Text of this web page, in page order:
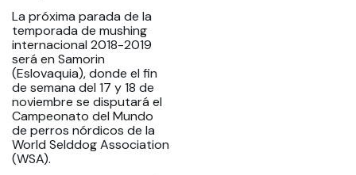
La próxima parada de la
temporada de mushing
internacional 2018-2019
será en Samorin
(Eslovaquia), donde el fin
de semana del 17 y 18 de
noviembre se disputará el
Campeonato del Mundo
de perros nórdicos de la
World Selddog Association
(WSA).